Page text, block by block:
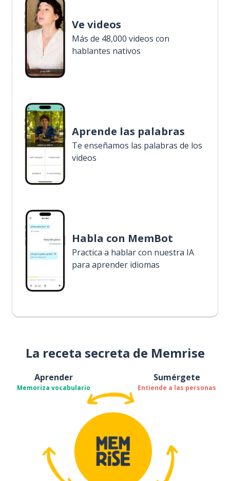
Ve videos
Más de 48,000 videos con
hablantes nativos
Aprende las palabras
Te enseñamos las palabras de los
videos
Habla con MemBot
Practica a hablar con nuestra IA
para aprender idiomas
La receta secreta de Memrise
Aprender
Memoriza vocabulario
Sumérgete
Entiende a las personas